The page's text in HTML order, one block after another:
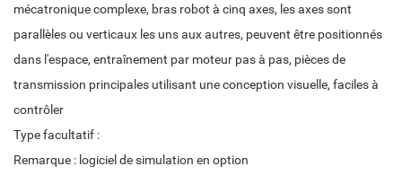
mécatronique complexe, bras robot à cinq axes, les axes sont
parallèles ou verticaux les uns aux autres, peuvent être positionnés
dans l'espace, entraînement par moteur pas à pas, pièces de
transmission principales utilisant une conception visuelle, faciles à
contrôler
Type facultatif :
Remarque : logiciel de simulation en option